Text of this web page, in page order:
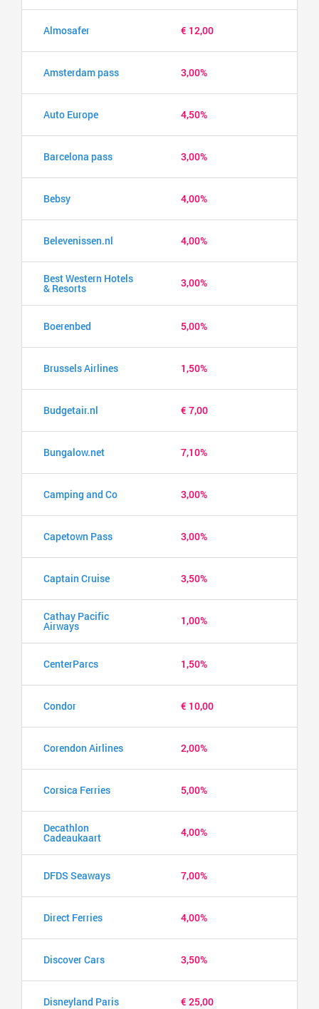
Almosafer € 12,00
Amsterdam pass 3,00%
Auto Europe 4,50%
Barcelona pass 3,00%
Bebsy 4,00%
Belevenissen.nl 4,00%
Best Western Hotels
& Resorts 3,00%
Boerenbed 5,00%
Brussels Airlines 1,50%
Budgetair.nl € 7,00
Bungalow.net 7,10%
Camping and Co 3,00%
Capetown Pass 3,00%
Captain Cruise 3,50%
Cathay Pacific
Airways 1,00%
CenterParcs 1,50%
Condor € 10,00
Corendon Airlines 2,00%
Corsica Ferries 5,00%
Decathlon
Cadeaukaart 4,00%
DFDS Seaways 7,00%
Direct Ferries 4,00%
Discover Cars 3,50%
Disneyland Paris € 25,00